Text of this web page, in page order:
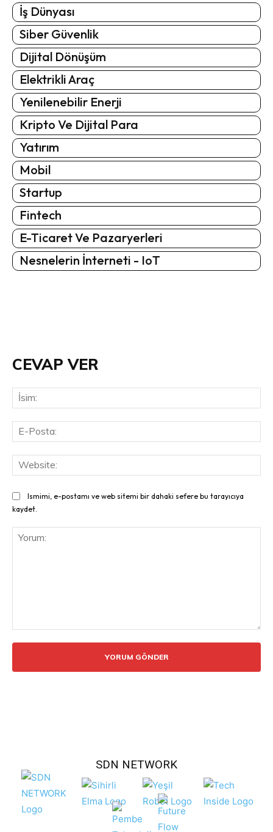
İş Dünyası
Siber Güvenlik
Dijital Dönüşüm
Elektrikli Araç
Yenilenebilir Enerji
Kripto Ve Dijital Para
Yatırım
Mobil
Startup
Fintech
E-Ticaret Ve Pazaryerleri
Nesnelerin İnterneti - IoT
CEVAP VER
Ismimi, e-postamı ve web sitemi bir dahaki sefere bu tarayıcıya
kaydet.
SDN NETWORK